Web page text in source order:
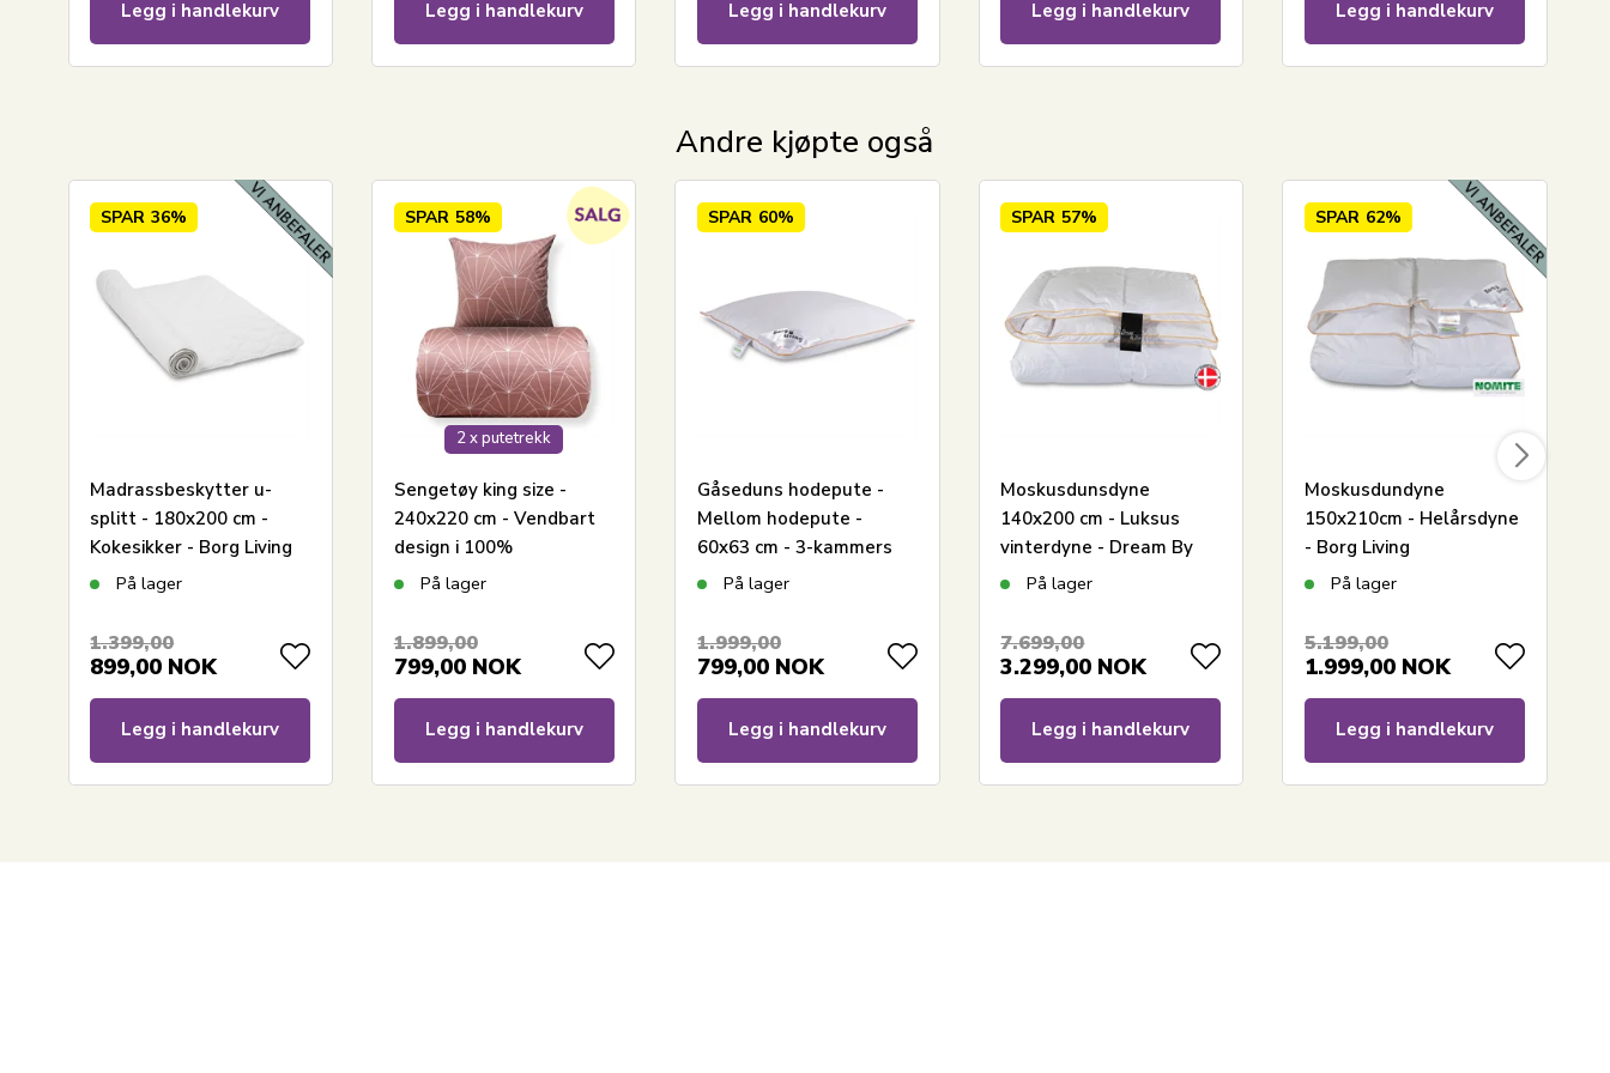
Legg i handlekurv Legg i handlekurv Legg i handlekurv Legg i handlekurv Legg i handlekurv
Andre kjøpte også
SPAR 36%
Madrassbeskytter u-
splitt - 180x200 cm -
Kokesikker - Borg Living
fyldig madrassbeskytter i
På lager
1.399,00
899,00 NOK
Legg i handlekurv
SPAR 58%
2 x putetrekk
Sengetøy king size -
240x220 cm - Vendbart
design i 100%
bomullssateng -
Sengesett fra By Night
På lager
1.899,00
799,00 NOK
Legg i handlekurv
SPAR 60%
Gåseduns hodepute -
Mellom hodepute -
60x63 cm - 3-kammers
pute - Borg Living
På lager
1.999,00
799,00 NOK
Legg i handlekurv
SPAR 57%
Moskusdunsdyne
140x200 cm - Luksus
vinterdyne - Dream By
Borg - Prinsessen
På lager
7.699,00
3.299,00 NOK
Legg i handlekurv
SPAR 62%
Moskusdundyne
150x210cm - Helårsdyne
- Borg Living
På lager
5.199,00
1.999,00 NOK
Legg i handlekurv